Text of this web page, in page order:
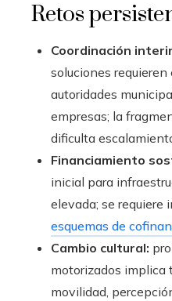
Retos
Coordinación
soluciones
autoridades
empresas; la
dificulta
Financiamiento
inicial para
elevada; se requiere
esquemas de
Cambio cultural:
motorizados implica
movilidad,